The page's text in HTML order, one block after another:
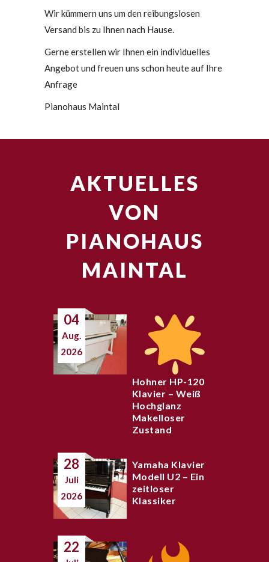
Wir kümmern uns um den reibungslosen
Versand bis zu Ihnen nach Hause.
Gerne erstellen wir Ihnen ein individuelles
Angebot und freuen uns schon heute auf Ihre
Anfrage
Pianohaus Maintal
AKTUELLES
VON
PIANOHAUS
MAINTAL
04
Aug.
2026
Hohner HP-120
Klavier – Weiß
Hochglanz
Makelloser
Zustand
28
Juli
2026
Yamaha Klavier
Modell U2 – Ein
zeitloser
Klassiker
22